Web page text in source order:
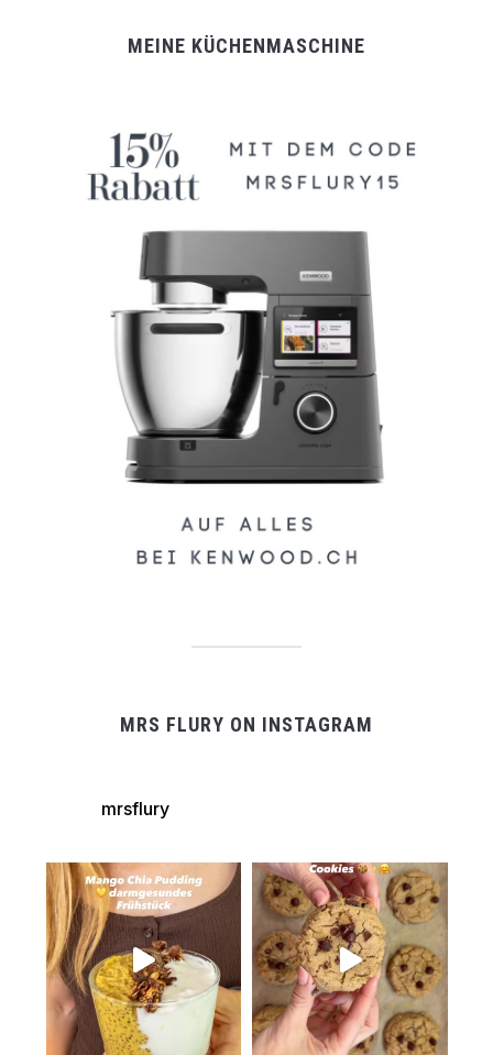
MEINE KÜCHENMASCHINE
MRS FLURY ON INSTAGRAM
mrsflury